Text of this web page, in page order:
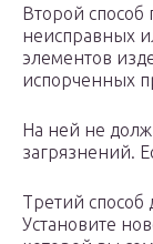
Второй способ
неисправных
элементов
испорченных
На ней не
загрязнений.
Третий способ
Установите